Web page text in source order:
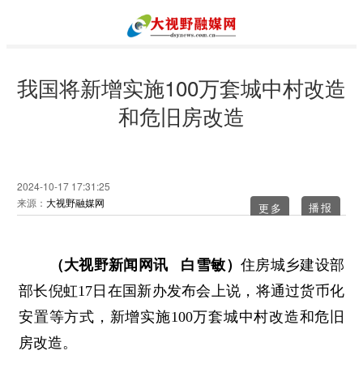
我国将新增实施100万套城中村改造
和危旧房改造
2024-10-17 17:31:25
来源： 大视野融媒网 更多
（大视野新闻网讯 白雪敏） 住房城乡建设部
部长倪虹17日在国新办发布会上说，将通过货币化
安置等方式，新增实施100万套城中村改造和危旧
房改造。